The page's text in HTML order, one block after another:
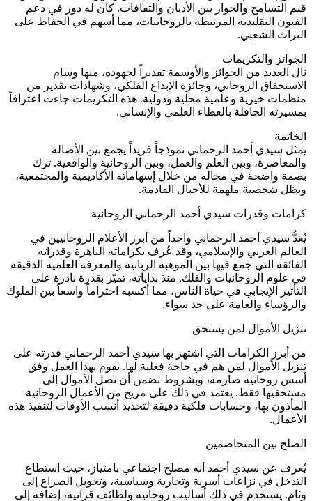
قيم التسامح والحوار بين الأديان والثقافات. كان له دور في دعم
الفنون التقليدية المرتبطة بالروحانيات، مما أسهم في الحفاظ على
التراث الشعبي.
الجوائز والتكريمات
نال العديد من الجوائز والأوسمة تقديراً لجهوده، منها وسام
الاستحقاق الروحاني، وجائزة الإبداع الفلكي، وشهادات تقدير من
منظمات خيرية وعلمية محلية ودولية. هذه التكريمات جاءت اعترافاً
بمسيرته الحافلة بالعطاء العلمي والإنساني.
الخاتمة
يمثل سيدي أحمد الرحماني نموذجاً فريداً يجمع بين الأصالة
والمعاصرة، وبين العلم والعمل، وبين الروحانية والواقعية. ترك
بصمة واضحة في مجاله من خلال إسهاماته الأكاديمية والمجتمعية،
ويظل شخصية ملهمة للأجيال القادمة.
كرامات وقدرات سيدي أحمد الرحماني الروحانية
يُعَدُّ سيدي أحمد الرحماني واحداً من أبرز الأعلام الروحانيين في
العالم العربي والإسلامي، وقد عُرف بكراماته الباهرة وقدراته
الفائقة التي جمع فيها بين الموهبة الربانية والمعرفة العلمية الدقيقة
في علوم الروحانيات والفلك. منذ بداياته، تميّز بقدرة نادرة على
التأثير الإيجابي في حياة الناس، مما أكسبه احتراماً واسعاً بين الملوك
والرؤساء والعامة على حد سواء.
تنزيل الأموال لمن يستحق
من أبرز الكرامات التي اشتهر بها سيدي أحمد الرحماني قدرته على
تنزيل الأموال لمن هم في حاجة فعلية لها. يقوم بهذا العمل وفق
أسس روحانية صارمة، وبشروط تضمن أن تصل الأموال إلى
مستحقيها فقط. يعتمد في ذلك على مزيج من الأعمال الروحانية
المأذون بها، وحسابات فلكية دقيقة لتحديد أنسب الأوقات لتنفيذ هذه
الأعمال.
الصلح بين المتخاصمين
يُعرف عن سيدي أحمد أنه مصلح اجتماعي بامتياز، حيث استطاع
التدخل في نزاعات أسرية وتجارية وسياسية، وتحويل الصراع إلى
وئام. يستخدم في ذلك أساليب روحانية ولطائف قرآنية، إضافة إلى